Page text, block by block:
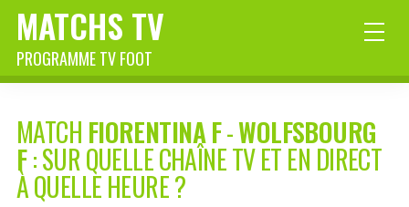
MATCHS TV
PROGRAMME TV FOOT
MATCH FIORENTINA F-WOLFSBOURG
F: SUR QUELLE CHAÎNE TV ET EN DIRECT
À QUELLE HEURE ?